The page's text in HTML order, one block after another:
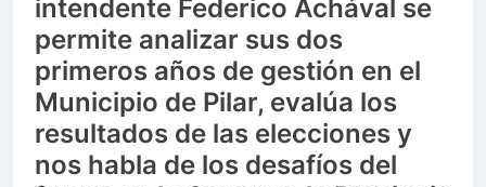
intendente Federico Achával se
permite analizar sus dos
primeros años de gestión en el
Municipio de Pilar, evalúa los
resultados de las elecciones y
nos habla de los desafíos del